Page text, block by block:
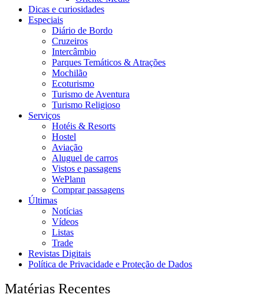
Dicas e curiosidades
Especiais
Diário de Bordo
Cruzeiros
Intercâmbio
Parques Temáticos & Atrações
Mochilão
Ecoturismo
Turismo de Aventura
Turismo Religioso
Serviços
Hotéis & Resorts
Hostel
Aviação
Aluguel de carros
Vistos e passagens
WePlann
Comprar passagens
Últimas
Notícias
Vídeos
Listas
Trade
Revistas Digitais
Política de Privacidade e Proteção de Dados
Matérias Recentes